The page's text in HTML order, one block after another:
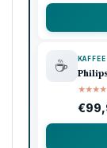
☕ KAFFEE
★★★★